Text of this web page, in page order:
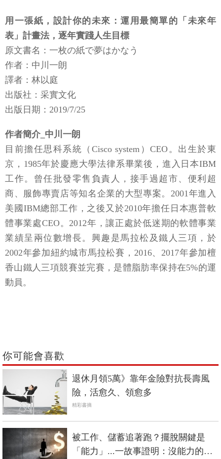
用一張紙，設計你的未來：運用最簡單的「未來年
表」計畫法，逐年實踐人生目標
原文書名：一枚の紙で夢はかなう
作者：中川一朗
譯者：林以庭
出版社：采實文化
出版日期：2019/7/25
作者簡介_中川一朗
目前擔任思科系統（Cisco system）CEO。出生於東
京，1985年於慶應大學法律系畢業後，進入日本IBM
工作。曾任批發零售負責人，接手過超市、便利超
商、服飾專賣店等知名企業的大型專案。2001年進入
美國IBM總部工作，之後又於2010年擔任日本惠普軟
體事業處CEO。2012年，讓正處於低迷期的軟體事業
業績呈兩位數增長。興趣是馬拉松及鐵人三項，於
2002年參加紐約城市馬拉松賽，2016、2017年參加檀
香山鐵人三項競賽並完賽，是體脂肪率保持在5%的運
動員。
你可能會喜歡
退休月領5萬》靠年金險對抗長壽風
險，活愈久、領愈多
精彩書摘
被工作、儲蓄追著跑？擺脫關鍵是
「能力」...一故事證明：沒能力的人